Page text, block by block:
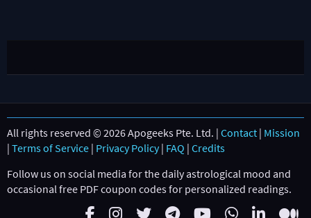
All rights reserved © 2026 Apogeeks Pte. Ltd. | Contact | Mission
| Terms of Service | Privacy Policy| FAQ | Credits
Follow us on social media for the daily astrological mood and
occasional free PDF coupon codes for personalized readings.